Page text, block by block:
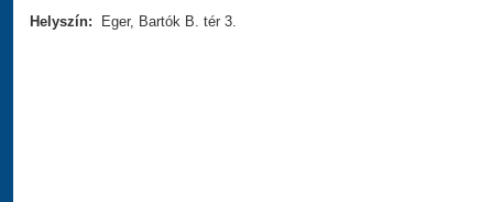
Helyszín:
Eger, Bartók B. tér 3.